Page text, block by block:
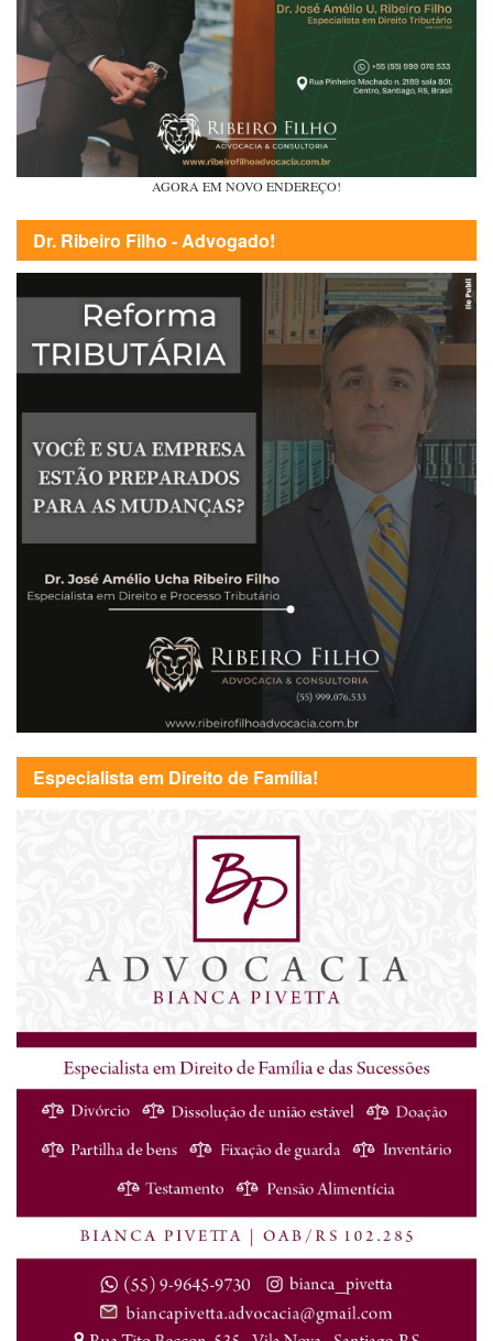
AGORA EM NOVO ENDEREÇO!
Dr. Ribeiro Filho - Advogado!
Especialista em Direito de Família!